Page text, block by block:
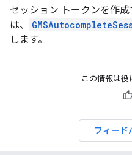
セッション トークンを作成
は、
します。
この情報は役
フィード